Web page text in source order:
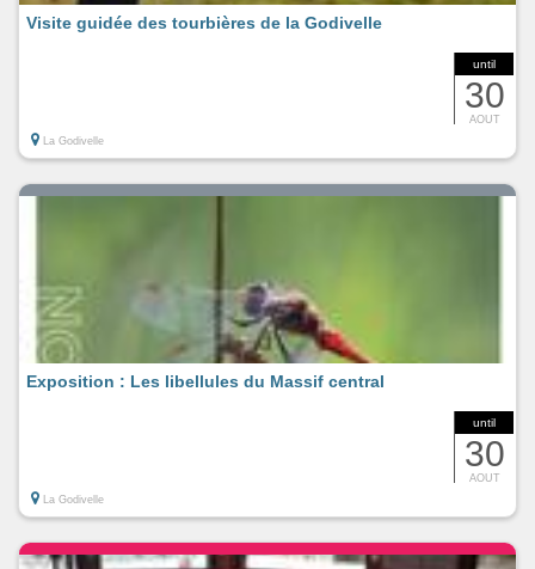
until
30
AOUT
Visite guidée des tourbières de la Godivelle
La Godivelle
until
30
AOUT
Exposition : Les libellules du Massif central
La Godivelle